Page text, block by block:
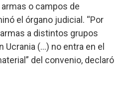
o campos de
el órgano judicial. “Por
a distintos grupos
(...) no entra en el
del convenio, declaró